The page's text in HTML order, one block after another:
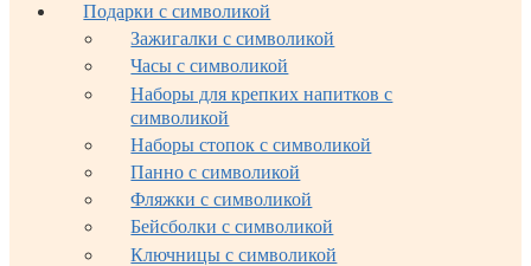
Подарки с символикой
Зажигалки с символикой
Часы с символикой
Наборы для крепких напитков с
символикой
Наборы стопок с символикой
Панно с символикой
Фляжки с символикой
Бейсболки с символикой
Ключницы с символикой